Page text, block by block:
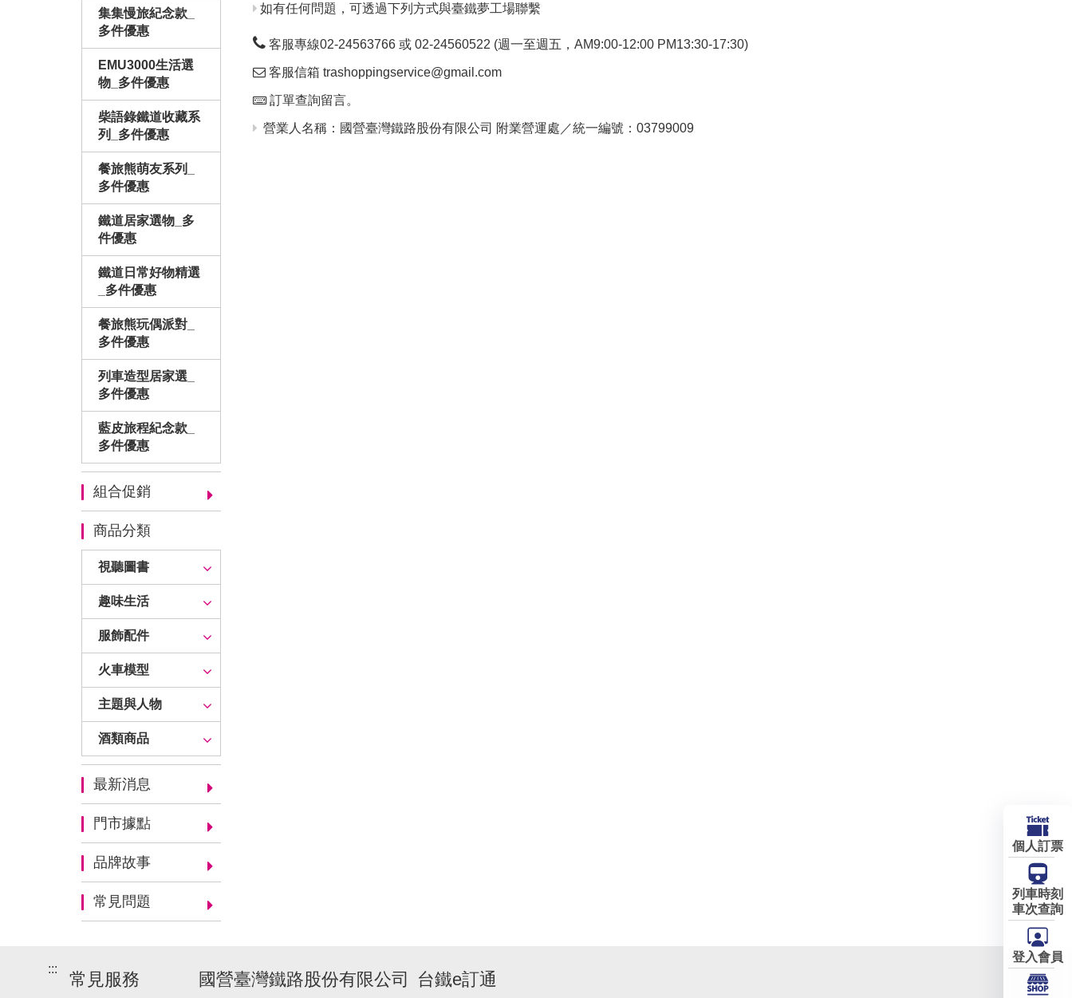
集集慢旅紀念款_
多件優惠
EMU3000生活選
物_多件優惠
柴語錄鐵道收藏系
列_多件優惠
餐旅熊萌友系列_
多件優惠
鐵道居家選物_多
件優惠
鐵道日常好物精選
_多件優惠
餐旅熊玩偶派對_
多件優惠
列車造型居家選_
多件優惠
藍皮旅程紀念款_
多件優惠
組合促銷
商品分類
視聽圖書
趣味生活
服飾配件
火車模型
主題與人物
酒類商品
最新消息
門市據點
品牌故事
常見問題
如有任何問題，可透過下列方式與臺鐵夢工場聯繫
客服專線02-24563766 或 02-24560522 (週一至週五，AM9:00-12:00 PM13:30-17:30)
客服信箱 trashoppingservice@gmail.com
訂單查詢留言。
營業人名稱：國營臺灣鐵路股份有限公司 附業營運處／統一編號：03799009
:::
常見服務 國營臺灣鐵路股份有限公司 台鐵e訂通
個人訂票
列車時刻
車次查詢
登入會員